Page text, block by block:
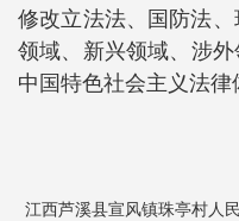
修改立法法、国防法
领域、新兴领域、涉
中国特色社会主义法律
江西芦溪县宣风镇珠亭村人